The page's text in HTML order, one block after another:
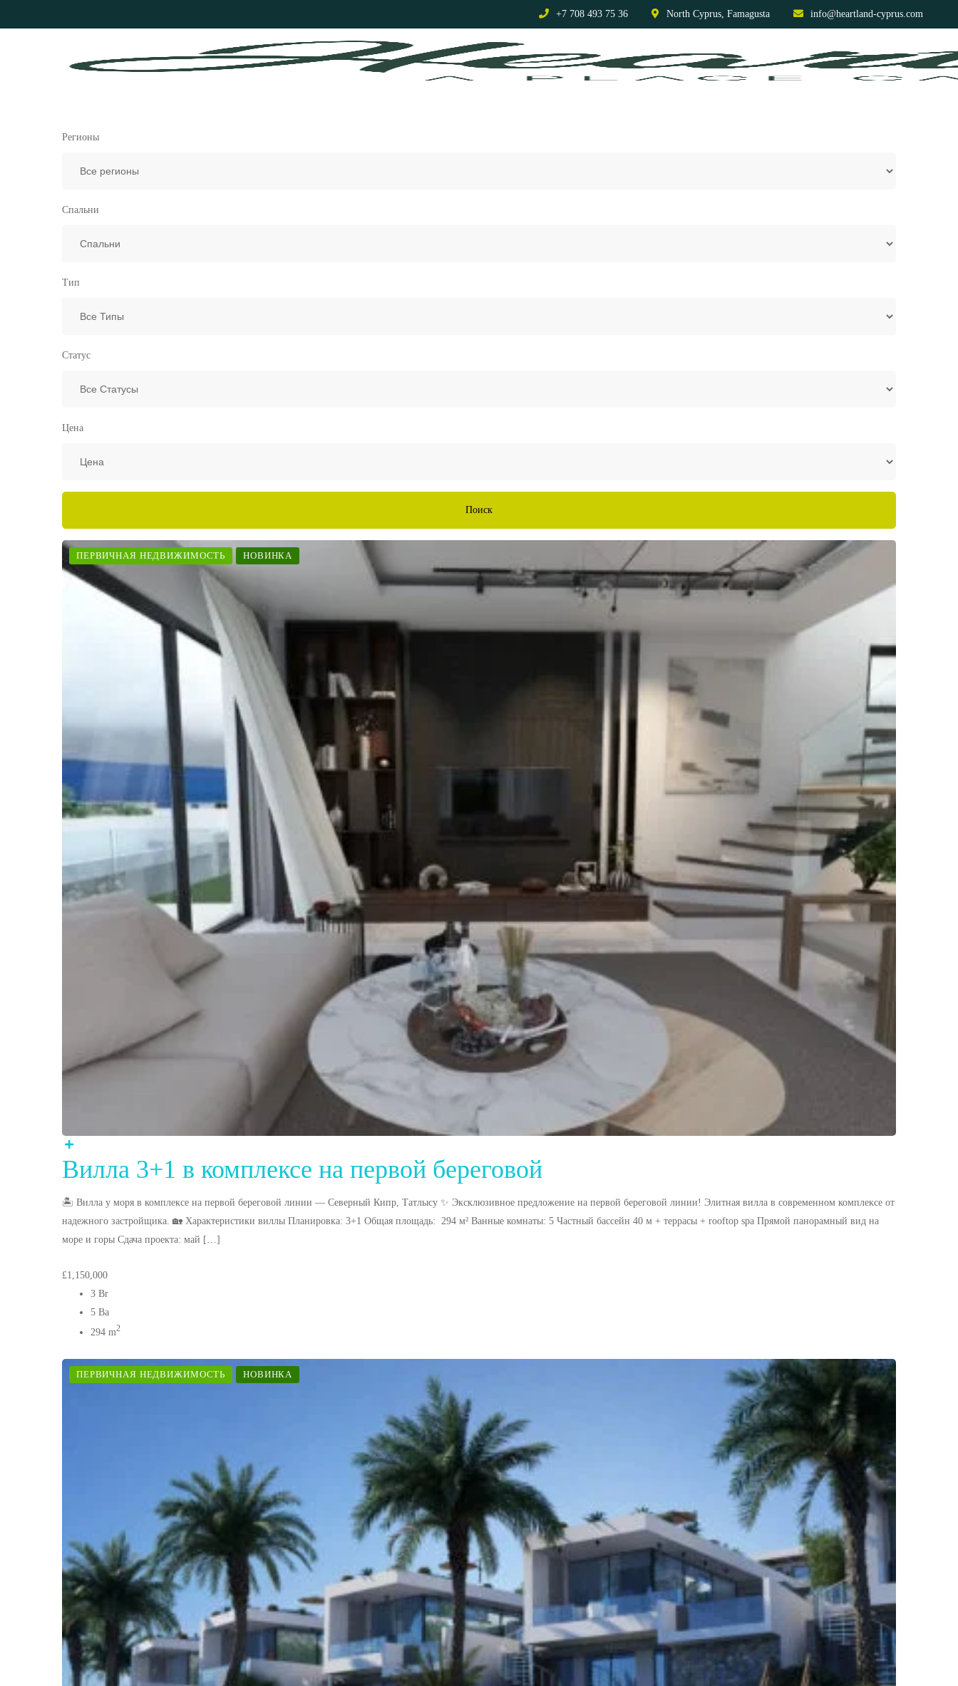
+7 708 493 75 36 North Cyprus, Famagusta info@heartland-cyprus.com
Регионы
Спальни
Тип
Статус
Цена
Поиск
ПЕРВИЧНАЯ НЕДВИЖИМОСТЬ НОВИНКА
Вилла 3+1 в комплексе на первой береговой
🏝 Вилла у моря в комплексе на первой береговой линии — Северный Кипр, Татлысу ✨ Эксклюзивное предложение на первой береговой линии! Элитная вилла в современном комплексе от
надежного застройщика. 🏡 Характеристики виллы Планировка: 3+1 Общая площадь: 294 м² Ванные комнаты: 5 Частный бассейн 40 м + террасы + rooftop spa Прямой панорамный вид на
море и горы Сдача проекта: май […]
£1,150,000
3 Br
5 Ba
294 m2
ПЕРВИЧНАЯ НЕДВИЖИМОСТЬ НОВИНКА